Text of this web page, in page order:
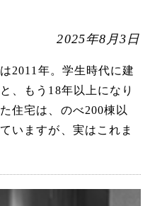
2025年8月3日
2011年。学生時代に建
、もう18年以上になり
住宅は、のべ200棟以
いますが、実はこれま